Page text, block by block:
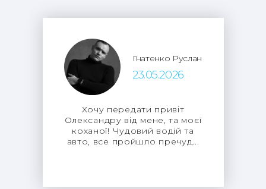
Гнатенко Руслан
23.05.2026
Хочу передати привіт
Олександру від мене, та моєї
коханої! Чудовий водій та
авто, все пройшло пречуд...